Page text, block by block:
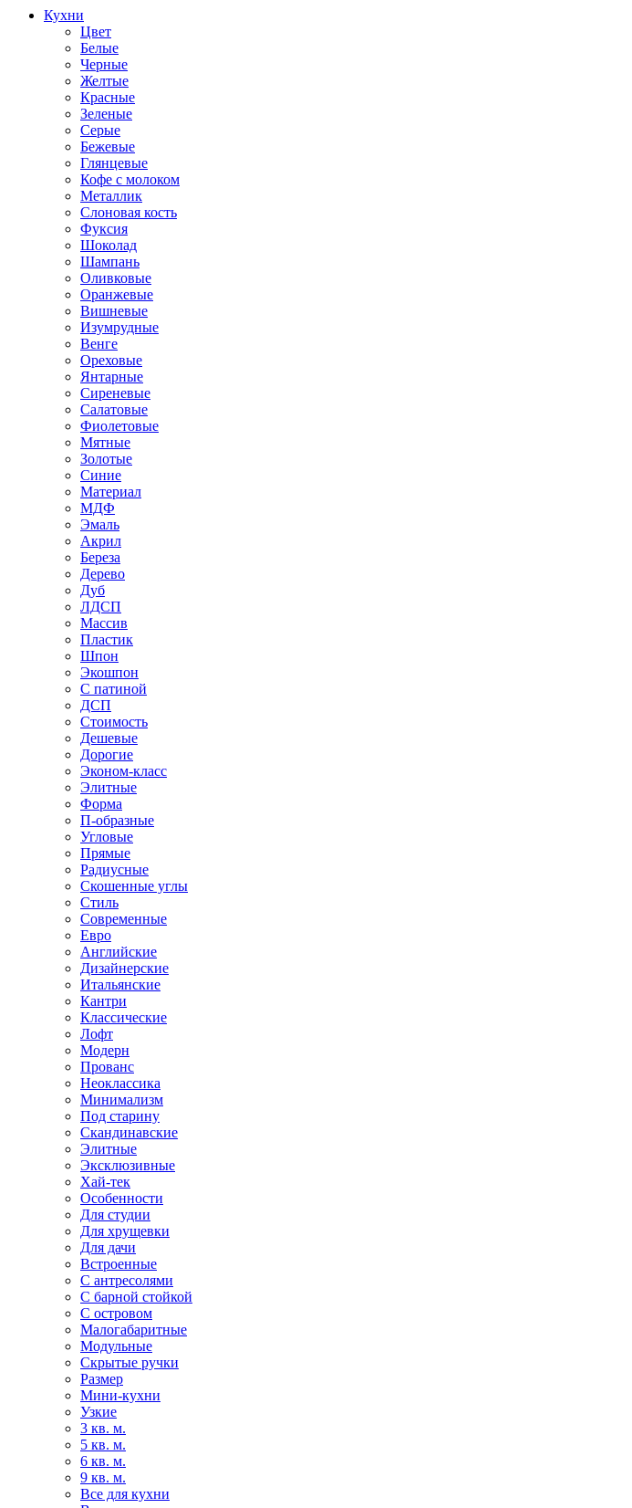
Кухни
Цвет
Белые
Черные
Желтые
Красные
Зеленые
Серые
Бежевые
Глянцевые
Кофе с молоком
Металлик
Слоновая кость
Фуксия
Шоколад
Шампань
Оливковые
Оранжевые
Вишневые
Изумрудные
Венге
Ореховые
Янтарные
Сиреневые
Салатовые
Фиолетовые
Мятные
Золотые
Синие
Материал
МДФ
Эмаль
Акрил
Береза
Дерево
Дуб
ЛДСП
Массив
Пластик
Шпон
Экошпон
С патиной
ДСП
Стоимость
Дешевые
Дорогие
Эконом-класс
Элитные
Форма
П-образные
Угловые
Прямые
Радиусные
Скошенные углы
Стиль
Современные
Евро
Английские
Дизайнерские
Итальянские
Кантри
Классические
Лофт
Модерн
Прованс
Неоклассика
Минимализм
Под старину
Скандинавские
Элитные
Эксклюзивные
Хай-тек
Особенности
Для студии
Для хрущевки
Для дачи
Встроенные
С антресолями
С барной стойкой
С островом
Малогабаритные
Модульные
Скрытые ручки
Размер
Мини-кухни
Узкие
3 кв. м.
5 кв. м.
6 кв. м.
9 кв. м.
Все для кухни